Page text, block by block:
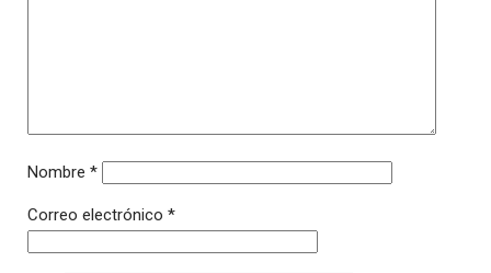
Nombre *
Correo electrónico *